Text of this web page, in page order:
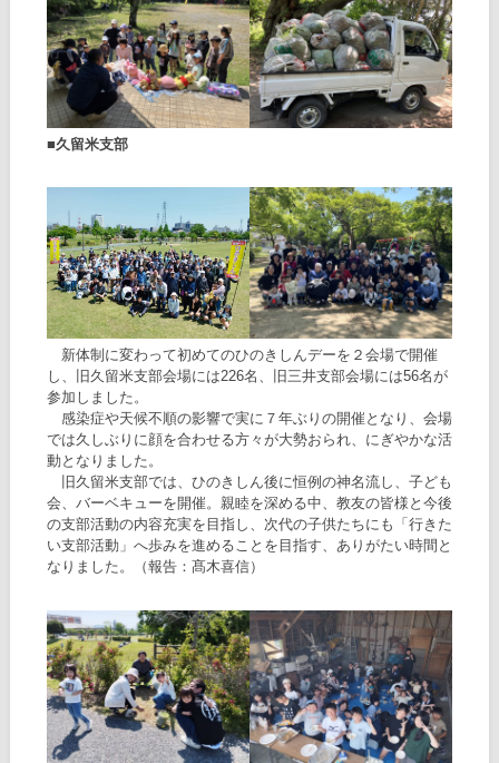
■久留米支部
新体制に変わって初めてのひのきしんデーを２会場で開催
し、旧久留米支部会場には226名、旧三井支部会場には56名が
参加しました。
感染症や天候不順の影響で実に７年ぶりの開催となり、会場
では久しぶりに顔を合わせる方々が大勢おられ、にぎやかな活
動となりました。
旧久留米支部では、ひのきしん後に恒例の神名流し、子ども
会、バーベキューを開催。親睦を深める中、教友の皆様と今後
の支部活動の内容充実を目指し、次代の子供たちにも「行きた
い支部活動」へ歩みを進めることを目指す、ありがたい時間と
なりました。（報告：髙木喜信）